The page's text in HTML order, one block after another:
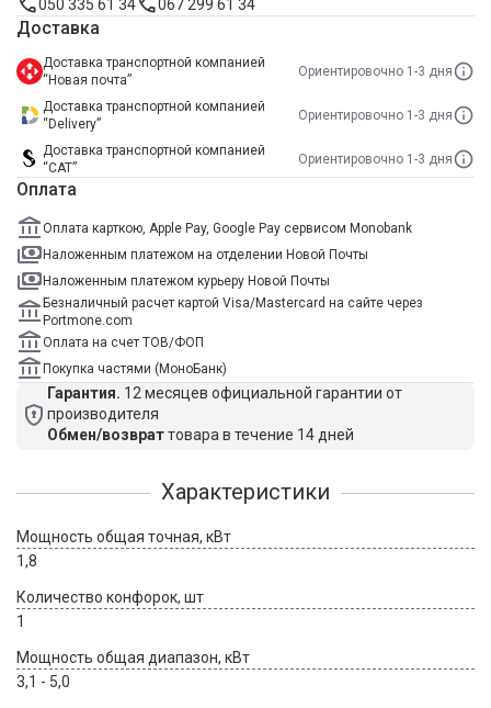
050 335 61 34 067 299 61 34
Доставка
Доставка транспортной компанией
“Новая почта”
Ориентировочно 1-3 дня
Доставка транспортной компанией
“Delivery”
Ориентировочно 1-3 дня
Доставка транспортной компанией
“САТ”
Ориентировочно 1-3 дня
Оплата
Оплата карткою, Apple Pay, Google Pay сервисом Monobank
Наложенным платежом на отделении Новой Почты
Наложенным платежом курьеру Новой Почты
Безналичный расчет картой Visa/Mastercard на сайте через
Portmone.com
Оплата на счет ТОВ/ФОП
Покупка частями (МоноБанк)
Гарантия. 12 месяцев официальной гарантии от
производителя
Обмен/возвраттовара в течение 14 дней
Характеристики
Мощность общая точная, кВт
1,8
Количество конфорок, шт
1
Мощность общая диапазон, кВт
3,1 - 5,0